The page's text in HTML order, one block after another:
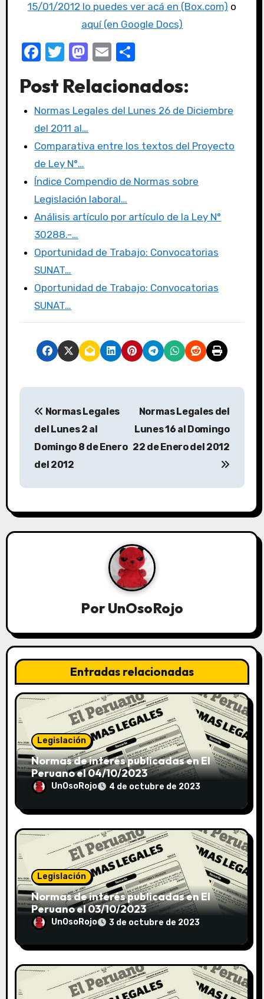
15/01/2012 lo puedes ver acá en (Box.com) o
aquí (en Google Docs)
F
c
e
b
o
o
k
T
it
te
r
M
st
o
d
o
E
ail
C
m
p
tir
Post Relacionados:
Normas Legales del Lunes 26 de Diciembre
del 2011 al…
Comparativa entre los textos del Proyecto
de Ley N°…
Índice Compendio de Normas sobre
Legislación laboral…
Análisis artículo por artículo de la Ley N°
30288.-…
Oportunidad de Trabajo: Convocatorias
SUNAT…
Oportunidad de Trabajo: Convocatorias
SUNAT…
Normas Legales
del Lunes 2 al
Domingo 8 de Enero
del 2012
Normas Legales del
Lunes 16 al Domingo
22 de Enero del 2012
PorUnOsoRojo
Entradas relacionadas
Legislación
Normas de interés publicadas en El
Peruano el 04/10/2023
UnOsoRojo 4 de octubre de 2023
Legislación
Normas de interés publicadas en El
Peruano el 03/10/2023
UnOsoRojo 3 de octubre de 2023